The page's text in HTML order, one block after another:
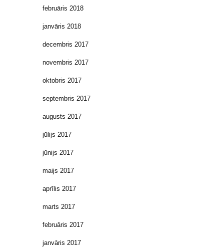
februāris 2018
janvāris 2018
decembris 2017
novembris 2017
oktobris 2017
septembris 2017
augusts 2017
jūlijs 2017
jūnijs 2017
maijs 2017
aprīlis 2017
marts 2017
februāris 2017
janvāris 2017